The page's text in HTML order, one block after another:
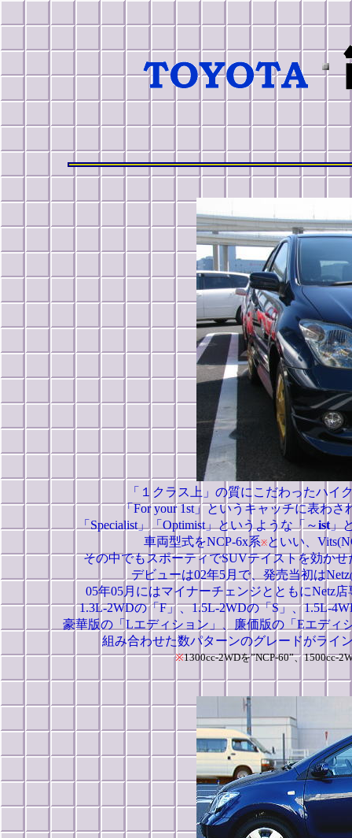
「１クラス上」の質にこだわったハ
「For your 1st」というキャッチに表わ
「Specialist」「Optimist」というような「～ist」
車両型式をNCP-6x系※といい、
その中でもスポーティでSUVテイストを効か
デビューは02年5月で、発売当初はNetz
05年05月にはマイナーチェンジとともにNetz
1.3L-2WDの「F」、1.5L-2WDの「S」、1.5L-
豪華版の「Lエディション」、廉価版の「Eエディ
組み合わせた数パターンのグレードがライ
※1300cc-2WDを”NCP-60”、1500cc-